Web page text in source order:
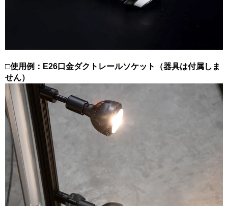
□使用例：E26口金ダクトレールソケット（器具は付属しま
せん）